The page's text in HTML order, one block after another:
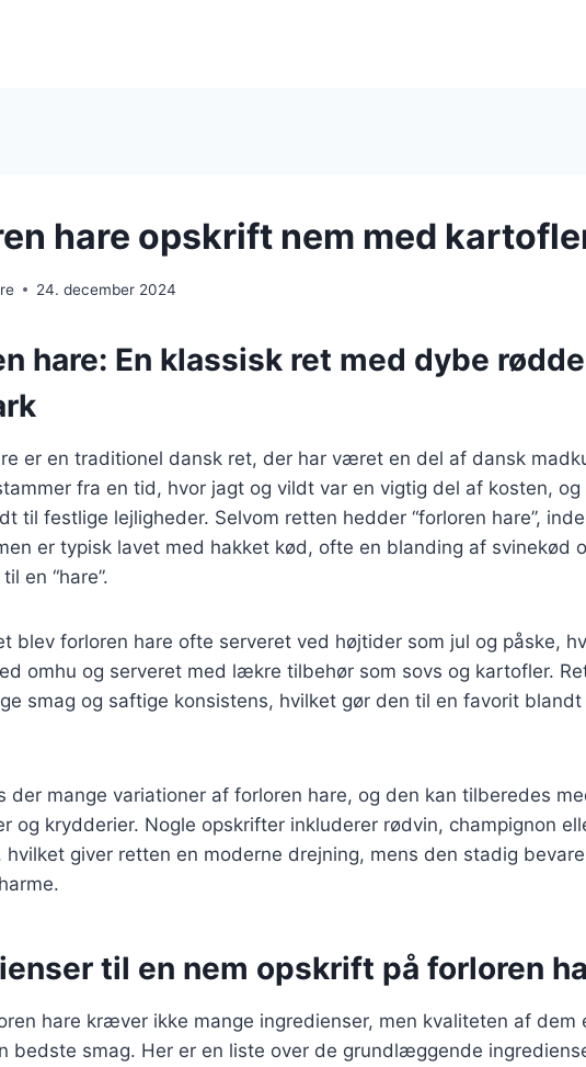
hare opskrift nem med
24. december 2024
hare: En klassisk ret med dybe
er en traditionel dansk ret, der har været en del af dansk
fra en tid, hvor jagt og vildt var en vigtig del af kosten,
til festlige lejligheder. Selvom retten hedder “forloren hare”,
er typisk lavet med hakket kød, ofte en blanding af svinekød
en “hare”.
blev forloren hare ofte serveret ved højtider som jul og påske,
omhu og serveret med lækre tilbehør som sovs og kartofler.
smag og saftige konsistens, hvilket gør den til en favorit blandt
der mange variationer af forloren hare, og den kan tilberedes
og krydderier. Nogle opskrifter inkluderer rødvin, champignon
hvilket giver retten en moderne drejning, mens den stadig
til en nem opskrift på forloren
hare kræver ikke mange ingredienser, men kvaliteten af dem
bedste smag. Her er en liste over de grundlæggende